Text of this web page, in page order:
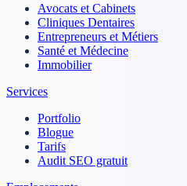
Avocats et Cabinets
Cliniques Dentaires
Entrepreneurs et Métiers
Santé et Médecine
Immobilier
Services
Portfolio
Blogue
Tarifs
Audit SEO gratuit